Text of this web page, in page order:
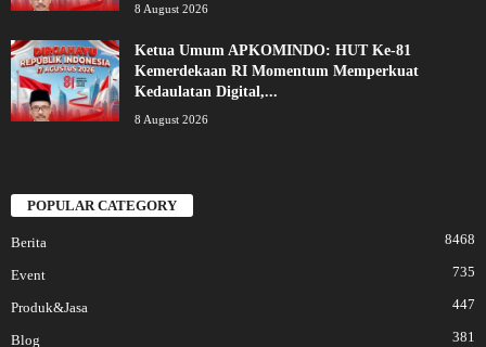
8 August 2026
Ketua Umum APKOMINDO: HUT Ke-81
Kemerdekaan RI Momentum Memperkuat
Kedaulatan Digital,...
8 August 2026
POPULAR CATEGORY
Berita 8468
Event 735
Produk&Jasa 447
Blog 381